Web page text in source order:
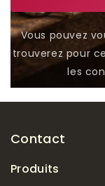
Vous pouvez
trouverez pour
les
Contact
Produits